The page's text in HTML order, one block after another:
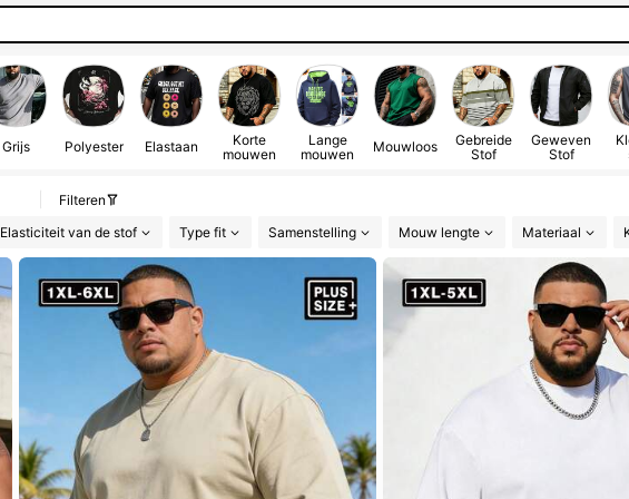
Grijs Polyester Elastaan
Korte
mouwen
Lange
mouwen
Mouwloos
Gebreide
Stof
Geweven
Stof
Filteren
Elasticiteit van de stof Type fit Samenstelling Mouw lengte Materiaal